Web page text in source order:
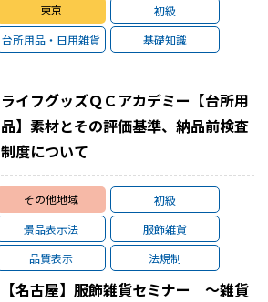
東京
初級
台所用品・日用雑貨
基礎知識
ライフグッズＱＣアカデミー【台所用
品】素材とその評価基準、納品前検査
制度について
その他地域
初級
景品表示法
服飾雑貨
品質表示 法規制
【名古屋】服飾雑貨セミナー ～雑貨